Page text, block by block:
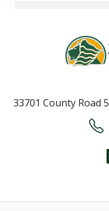
33701 County Road